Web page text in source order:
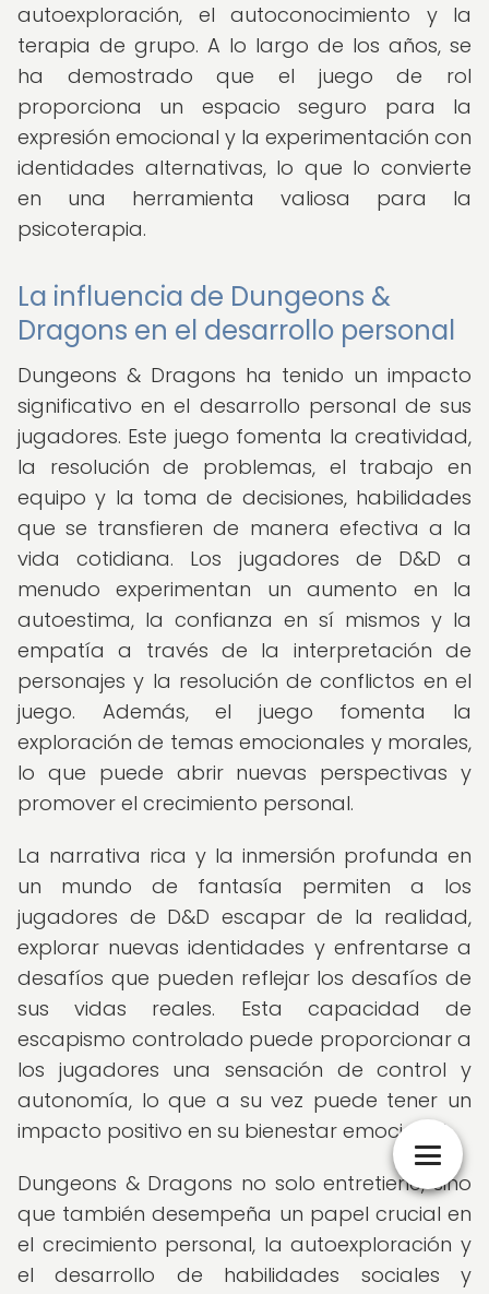
autoexploración, el autoconocimiento y la
terapia de grupo. A lo largo de los años, se
ha demostrado que el juego de rol
proporciona un espacio seguro para la
expresión emocional y la experimentación con
identidades alternativas, lo que lo convierte
en una herramienta valiosa para la
psicoterapia.
La influencia de Dungeons &
Dragons en el desarrollo personal
Dungeons & Dragons ha tenido un impacto
significativo en el desarrollo personal de sus
jugadores. Este juego fomenta la creatividad,
la resolución de problemas, el trabajo en
equipo y la toma de decisiones, habilidades
que se transfieren de manera efectiva a la
vida cotidiana. Los jugadores de D&D a
menudo experimentan un aumento en la
autoestima, la confianza en sí mismos y la
empatía a través de la interpretación de
personajes y la resolución de conflictos en el
juego. Además, el juego fomenta la
exploración de temas emocionales y morales,
lo que puede abrir nuevas perspectivas y
promover el crecimiento personal.
La narrativa rica y la inmersión profunda en
un mundo de fantasía permiten a los
jugadores de D&D escapar de la realidad,
explorar nuevas identidades y enfrentarse a
desafíos que pueden reflejar los desafíos de
sus vidas reales. Esta capacidad de
escapismo controlado puede proporcionar a
los jugadores una sensación de control y
autonomía, lo que a su vez puede tener un
impacto positivo en su bienestar emocional.
Dungeons & Dragons no solo entretiene, sino
que también desempeña un papel crucial en
el crecimiento personal, la autoexploración y
el desarrollo de habilidades sociales y